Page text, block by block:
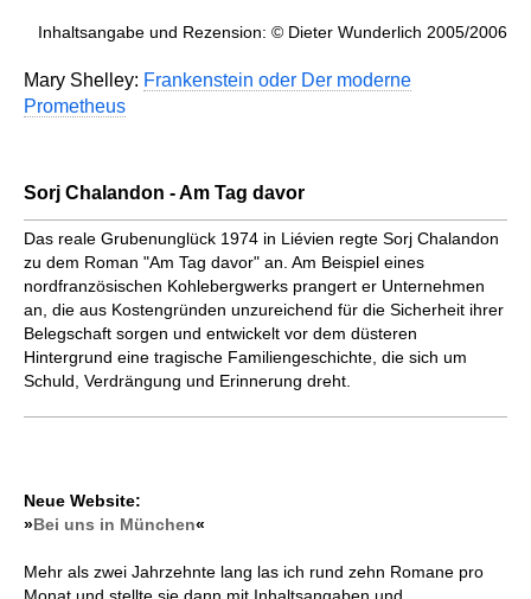
Inhaltsangabe und Rezension: © Dieter Wunderlich 2005/2006
Mary Shelley: Frankenstein oder Der moderne
Prometheus
Sorj Chalandon - Am Tag davor
Das reale Grubenunglück 1974 in Liévien regte Sorj Chalandon
zu dem Roman "Am Tag davor" an. Am Beispiel eines
nordfranzösischen Kohlebergwerks prangert er Unternehmen
an, die aus Kostengründen unzureichend für die Sicherheit ihrer
Belegschaft sorgen und entwickelt vor dem düsteren
Hintergrund eine tragische Familiengeschichte, die sich um
Schuld, Verdrängung und Erinnerung dreht.
Neue Website:
»Bei uns in München«
Mehr als zwei Jahrzehnte lang las ich rund zehn Romane pro